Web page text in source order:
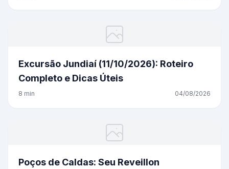
Excursão Jundiaí (11/10/2026): Roteiro
Completo e Dicas Úteis
8 min 04/08/2026
Poços de Caldas: Seu Reveillon